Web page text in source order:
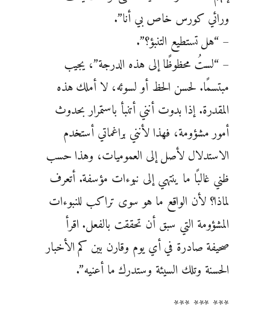
ورائي كورس خاص بي أنا”.
– “هل تستطيع التنبؤ؟”.
– “لستُ محظوظًا إلى هذه الدرجة”، يجيب
مبتسمًا. لحسن الحظ أو لسوئه، لا أملك هذه
المقدرة. إذا بدوت أنني أتنبأ باستمرار بحدوث
أمور مشؤومة، فهذا لأنني براغماتي أستخدم
الاستدلال لأصل إلى العموميات، وهذا حسب
ظني غالبًا ما ينتهي إلى نبوءات مؤسفة. أتعرف
لماذا؟ لأن الواقع ما هو سوى تراكب للنبوءات
المشؤومة التي سبق أن تحققت بالفعل. اقرأ
صحيفة صادرة في أي يوم وقارن بين كم الأخبار
الحسنة وتلك السيئة وستدرك ما أعنيه”.
*** *** ***